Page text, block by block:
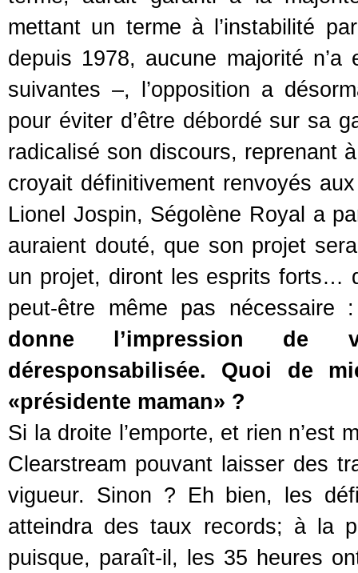
mettant un terme à l’instabilité
depuis 1978, aucune majorité
suivantes –, l’opposition a
pour éviter d’être débordé sur sa
radicalisé son discours, reprenant
croyait définitivement renvoyés
Lionel Jospin, Ségolène Royal a
auraient douté, que son projet
un projet, diront les esprits forts…
peut-être même pas
donne l’impression de
déresponsabilisée. Quoi de
«présidente maman» ?
Si la droite l’emporte, et rien n’est
Clearstream pouvant laisser des
vigueur. Sinon ? Eh bien, les
atteindra des taux records; à la
puisque, paraît-il, les 35 heures